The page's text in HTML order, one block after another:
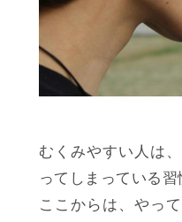
むくみやすい人は
ってしまっている
ここからは、やっ